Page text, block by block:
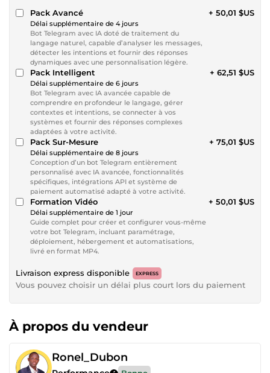
Pack Avancé
Délai supplémentaire de 4 jours
Bot Telegram avec IA doté de traitement du
langage naturel, capable d’analyser les messages,
détecter les intentions et fournir des réponses
dynamiques avec une personnalisation légère.
+ 50,01 $US
Pack Intelligent
Délai supplémentaire de 6 jours
Bot Telegram avec IA avancée capable de
comprendre en profondeur le langage, gérer
contextes et intentions, se connecter à vos
systèmes et fournir des réponses complexes
adaptées à votre activité.
+ 62,51 $US
Pack Sur-Mesure
Délai supplémentaire de 8 jours
Conception d’un bot Telegram entièrement
personnalisé avec IA avancée, fonctionnalités
spécifiques, intégrations API et système de
paiement automatisé adapté à votre activité.
+ 75,01 $US
Formation Vidéo
Délai supplémentaire de 1 jour
Guide complet pour créer et configurer vous-même
votre bot Telegram, incluant paramétrage,
déploiement, hébergement et automatisations,
livré en format MP4.
+ 50,01 $US
Livraison express disponible EXPRESS
Vous pouvez choisir un délai plus court lors du paiement
À propos du vendeur
Ronel_Dubon